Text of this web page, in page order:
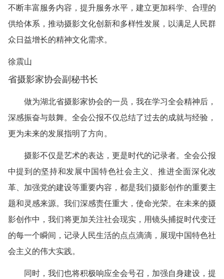
不断丰富服务内容，提升服务水平，建立更加科学、合理的
供给体系，推动摄影文化创新和多样性发展，以满足人民群
众日益增长的精神文化需求。
徐震山
省摄影家协会副秘书长
做为湖北省摄影家协会的一员，我在学习全会精神后，‌
深感振奋与鼓舞。‌全会公报不仅总结了过去的成就与经验，‌
更为未来的发展指明了方向。‌
摄影不仅是艺术的表达，‌更是时代的记录者。‌全会公报
中提到的坚持和发展中国特色社会主义、‌推进全面深化改
革、‌加强党的建设等重要内容，‌都是我们摄影创作的重要主
题和灵感来源。我们深感责任重大，‌使命光荣。‌在未来的摄
影创作中，‌我们将更加关注社会现实，‌用镜头捕捉时代变迁
的每一个瞬间，‌记录人民生活的点点滴滴，‌展现中国特色社
会主义的伟大实践。‌
同时，‌我们也将积极响应全会号召，‌加强自身建设，‌提